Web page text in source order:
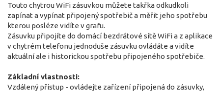
Touto chytrou WiFi zásuvkou můžete takřka odkudkoli
zapínat a vypínat připojený spotřebič a měřit jeho spotřebu
kterou posléze vidíte v grafu.
Zásuvku připojíte do domácí bezdrátové sítě WiFi a z aplikace
v chytrém telefonu jednoduše zásuvku ovládáte a vidíte
aktuální ale i historickou spotřebu připojeného spotřebiče.
Základní vlastnosti:
Vzdálený přístup - ovládejte zařízení připojená do zásuvky,